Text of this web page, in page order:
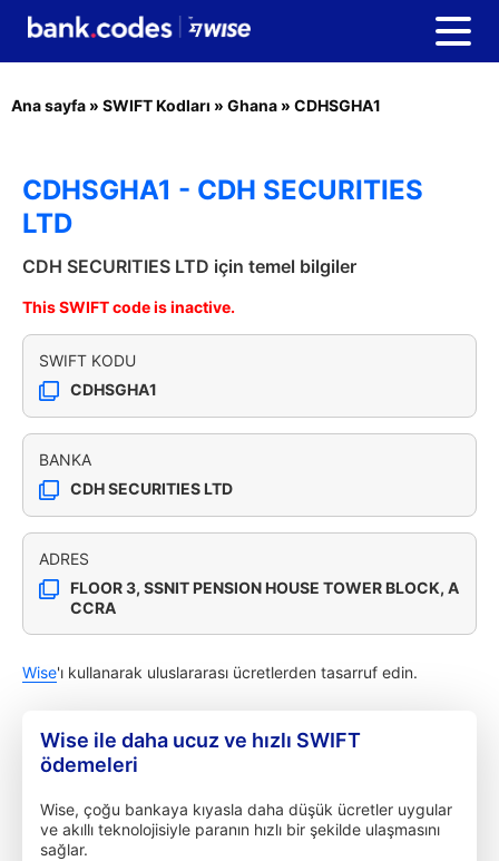
Ana sayfa » SWIFT Kodları » Ghana » CDHSGHA1
CDHSGHA1 - CDH SECURITIES
LTD
CDH SECURITIES LTD için temel bilgiler
This SWIFT code is inactive.
SWIFT KODU
CDHSGHA1
BANKA
CDH SECURITIES LTD
ADRES
FLOOR 3, SSNIT PENSION HOUSE TOWER BLOCK, A
CCRA
Wise'ı kullanarak uluslararası ücretlerden tasarruf edin.
Wise ile daha ucuz ve hızlı SWIFT
ödemeleri
Wise, çoğu bankaya kıyasla daha düşük ücretler uygular
ve akıllı teknolojisiyle paranın hızlı bir şekilde ulaşmasını
sağlar.